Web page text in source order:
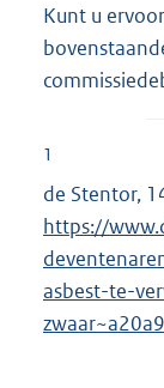
Kunt u
1
de Stentor,
https://
asbest-te-